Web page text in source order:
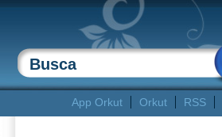
App Orkut Orkut RSS